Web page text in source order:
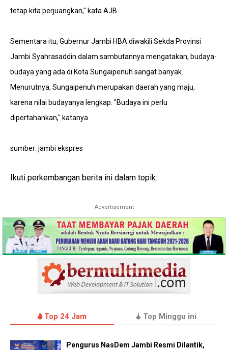
tetap kita perjuangkan," kata AJB.
Sementara itu, Gubernur Jambi HBA diwakili Sekda Provinsi
Jambi Syahrasaddin dalam sambutannya mengatakan, budaya-
budaya yang ada di Kota Sungaipenuh sangat banyak.
Menurutnya, Sungaipenuh merupakan daerah yang maju,
karena nilai budayanya lengkap. "Budaya ini perlu
dipertahankan," katanya.
sumber: jambi ekspres
Ikuti perkembangan berita ini dalam topik:
Advertisement
Top 24 Jam Top Minggu ini
Pengurus NasDem Jambi Resmi Dilantik,